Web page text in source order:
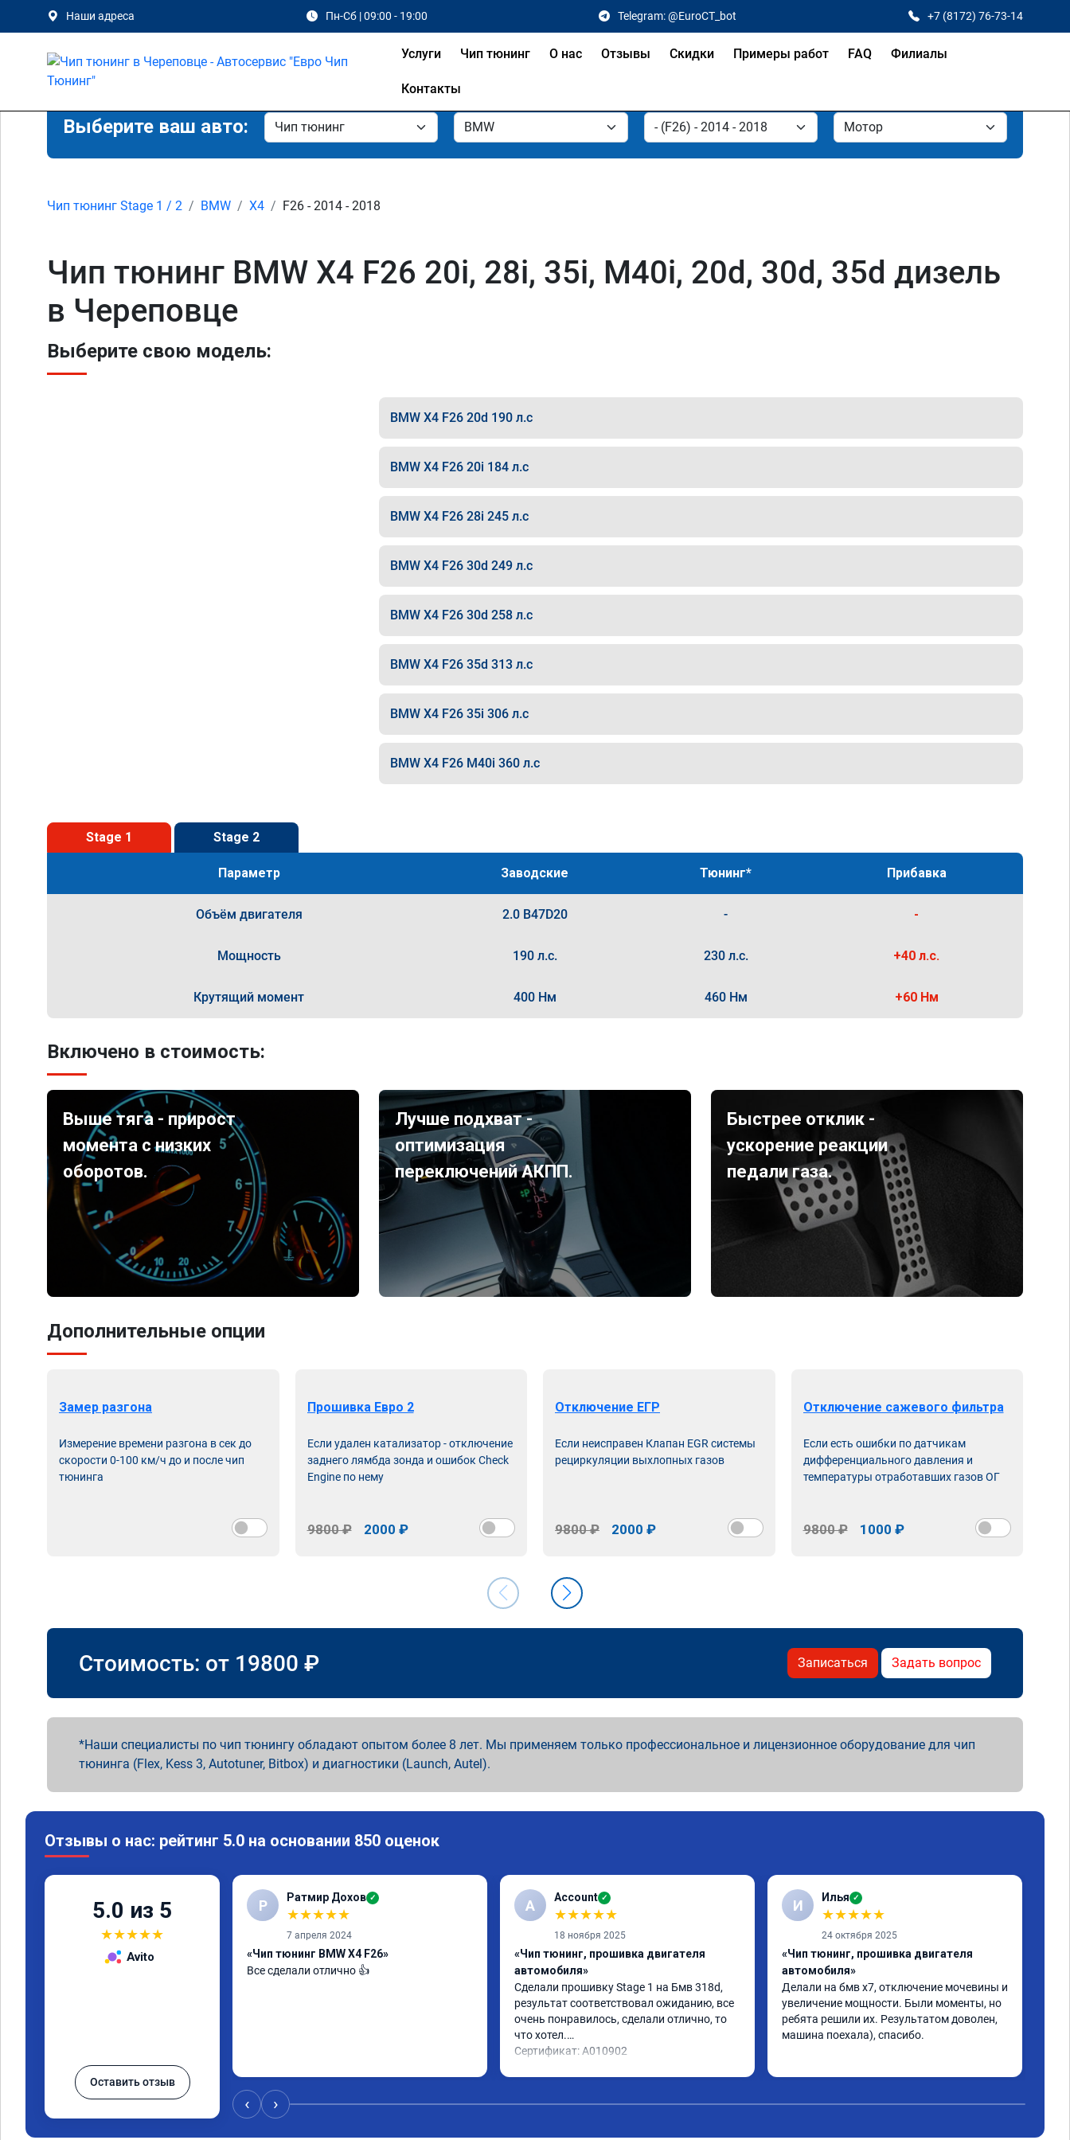
Наши адреса Пн-Сб | 09:00 - 19:00 Telegram: @EuroCT_bot +7 (8172) 76-73-14
Услуги Чип тюнинг О нас Отзывы Скидки Примеры работ FAQ Филиалы
Контакты
Выберите ваш авто:
Чип тюнинг Stage 1 / 2 BMW X4 F26 - 2014 - 2018
Чип тюнинг BMW X4 F26 20i, 28i, 35i, M40i, 20d, 30d, 35d дизель
в Череповце
Выберите свою модель:
BMW X4 F26 20d 190 л.с
BMW X4 F26 20i 184 л.с
BMW X4 F26 28i 245 л.с
BMW X4 F26 30d 249 л.с
BMW X4 F26 30d 258 л.с
BMW X4 F26 35d 313 л.с
BMW X4 F26 35i 306 л.с
BMW X4 F26 M40i 360 л.с
Stage 1 Stage 2
Параметр Заводские Тюнинг* Прибавка
Объём двигателя 2.0 B47D20 - -
Мощность 190 л.с. 230 л.с. +40 л.с.
Крутящий момент 400 Нм 460 Нм +60 Нм
Включено в стоимость:
Выше тяга - прирост
момента с низких
оборотов.
Лучше подхват -
оптимизация
переключений АКПП.
Быстрее отклик -
ускорение реакции
педали газа.
Дополнительные опции
Замер разгона
Измерение времени разгона в сек до
скорости 0-100 км/ч до и после чип
тюнинга
Прошивка Евро 2
Если удален катализатор - отключение
заднего лямбда зонда и ошибок Check
Engine по нему
9800 ₽ 2000 ₽
Отключение ЕГР
Если неисправен Клапан EGR системы
рециркуляции выхлопных газов
9800 ₽ 2000 ₽
Отключение сажевого фильтра
Если есть ошибки по датчикам
дифференциального давления и
температуры отработавших газов ОГ
9800 ₽ 1000 ₽
Стоимость: от 19800 ₽ Записаться Задать вопрос
Наши специалисты по чип тюнингу обладают опытом более 8 лет. Мы применяем только профессиональное и лицензионное оборудование для чип
тюнинга (Flex, Kess 3, Autotuner, Bitbox) и диагностики (Launch, Autel).
Отзывы о нас: рейтинг 5.0 на основании 850 оценок
5.0 из 5
★★★★★
Avito
Оставить отзыв
Р Ратмир Дохов ✓
★★★★★
7 апреля 2024
«Чип тюнинг BMW X4 F26»
Все сделали отлично 👍
A Account ✓
★★★★★
18 ноября 2025
«Чип тюнинг, прошивка двигателя
автомобиля»
Сделали прошивку Stage 1 на Бмв 318d,
результат соответствовал ожиданию, все
очень понравилось, сделали отлично, то
что хотел.
Сертификат: A010902
И Илья ✓
★★★★★
24 октября 2025
«Чип тюнинг, прошивка двигателя
автомобиля»
Делали на бмв х7, отключение мочевины и
увеличение мощности. Были моменты, но
ребята решили их. Результатом доволен,
машина поехала), спасибо.
‹ ›